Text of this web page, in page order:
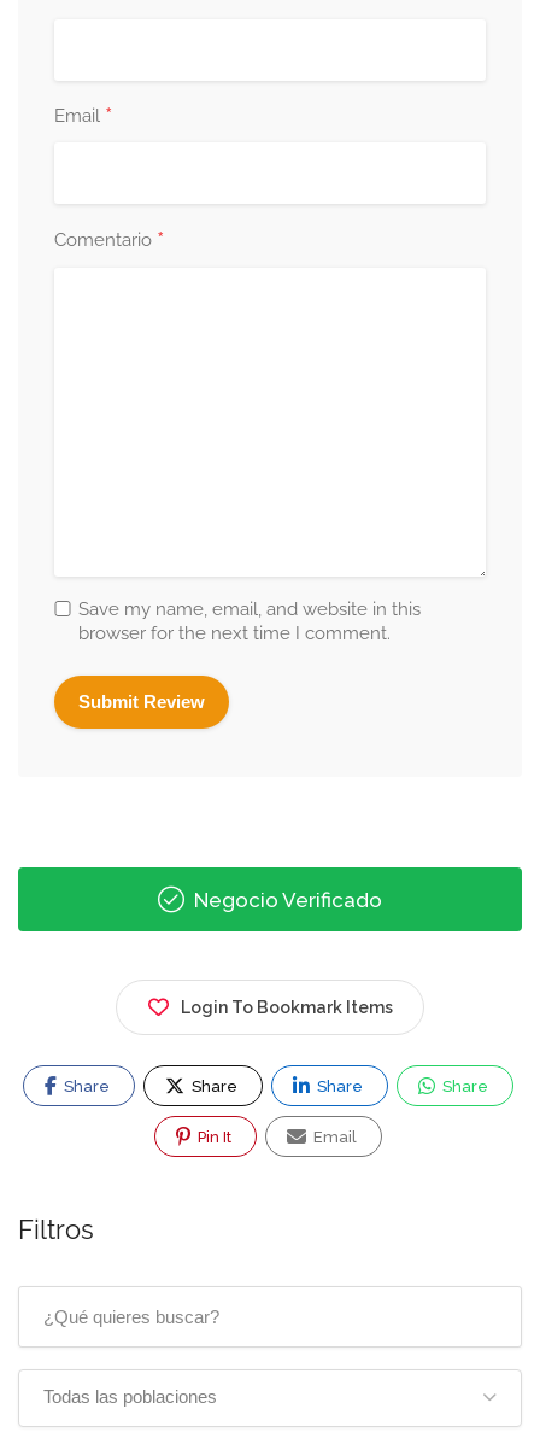
Email *
Comentario *
Save my name, email, and website in this
browser for the next time I comment.
Negocio Verificado
Login To Bookmark Items
Share Share Share Share
Pin It Email
Filtros
Todas las poblaciones